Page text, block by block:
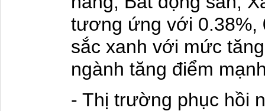
tương ứng với 0.38%,
sắc xanh với mức
ngành tăng điểm
- Thị trường phục hồi